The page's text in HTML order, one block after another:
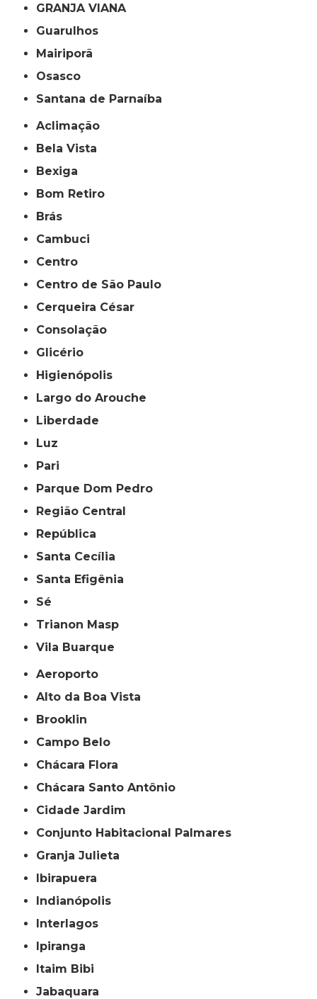
GRANJA VIANA
Guarulhos
Mairiporã
Osasco
Santana de Parnaíba
Aclimação
Bela Vista
Bexiga
Bom Retiro
Brás
Cambuci
Centro
Centro de São Paulo
Cerqueira César
Consolação
Glicério
Higienópolis
Largo do Arouche
Liberdade
Luz
Pari
Parque Dom Pedro
Região Central
República
Santa Cecília
Santa Efigênia
Sé
Trianon Masp
Vila Buarque
Aeroporto
Alto da Boa Vista
Brooklin
Campo Belo
Chácara Flora
Chácara Santo Antônio
Cidade Jardim
Conjunto Habitacional Palmares
Granja Julieta
Ibirapuera
Indianópolis
Interlagos
Ipiranga
Itaim Bibi
Jabaquara